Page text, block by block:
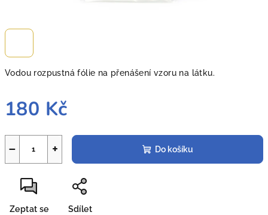
Vodou rozpustná fólie na přenášení vzoru na látku.
180 Kč
+
− Do košíku
Zeptat se Sdílet